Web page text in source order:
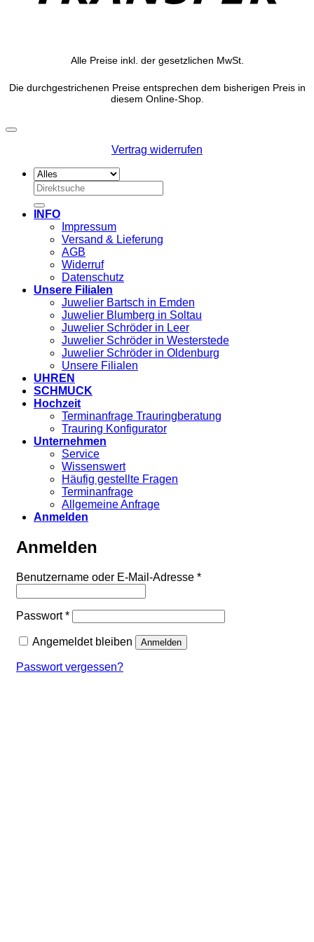
Alle Preise inkl. der gesetzlichen MwSt.
Die durchgestrichenen Preise entsprechen dem bisherigen Preis in
diesem Online-Shop.
Vertrag widerrufen
Suchen
nach:
INFO
Impressum
Versand & Lieferung
AGB
Widerruf
Datenschutz
Unsere Filialen
Juwelier Bartsch in Emden
Juwelier Blumberg in Soltau
Juwelier Schröder in Leer
Juwelier Schröder in Westerstede
Juwelier Schröder in Oldenburg
Unsere Filialen
UHREN
SCHMUCK
Hochzeit
Terminanfrage Trauringberatung
Trauring Konfigurator
Unternehmen
Service
Wissenswert
Häufig gestellte Fragen
Terminanfrage
Allgemeine Anfrage
Anmelden
Anmelden
Benutzername oder E-Mail-Adresse *Erforderlich
Passwort*Erforderlich
Angemeldet bleiben Anmelden
Passwort vergessen?